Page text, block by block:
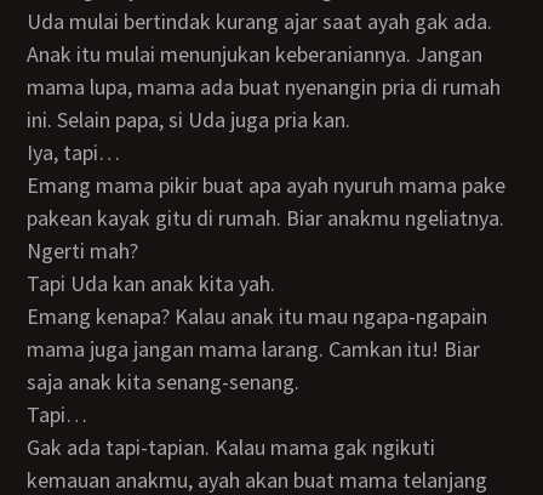
Uda mulai bertindak kurang ajar saat ayah gak ada.
Anak itu mulai menunjukan keberaniannya. Jangan
mama lupa, mama ada buat nyenangin pria di rumah
ini. Selain papa, si Uda juga pria kan.
Iya, tapi…
Emang mama pikir buat apa ayah nyuruh mama pake
pakean kayak gitu di rumah. Biar anakmu ngeliatnya.
Ngerti mah?
Tapi Uda kan anak kita yah.
Emang kenapa? Kalau anak itu mau ngapa-ngapain
mama juga jangan mama larang. Camkan itu! Biar
saja anak kita senang-senang.
Tapi…
Gak ada tapi-tapian. Kalau mama gak ngikuti
kemauan anakmu, ayah akan buat mama telanjang